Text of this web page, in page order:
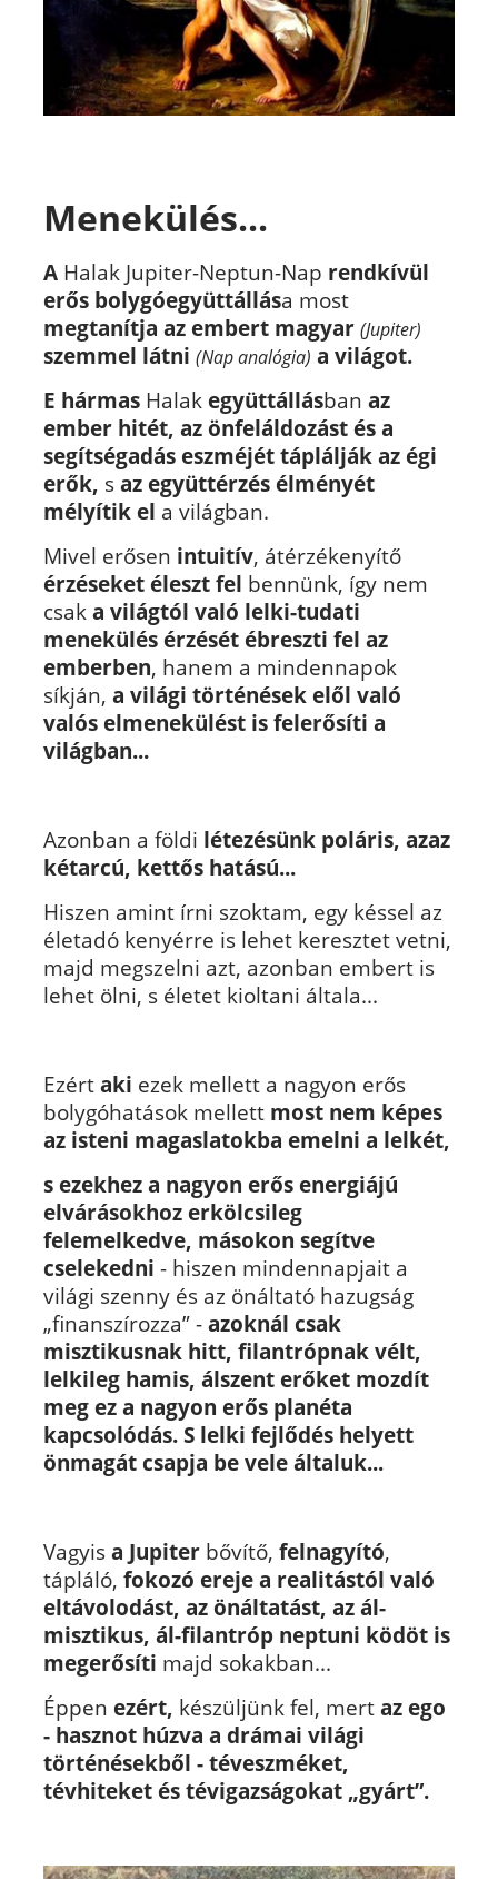
Menekülés...
AHalak Jupiter-Neptun-Nap rendkívül
erős bolygóegyüttállása most
megtanítja az embert magyar (Jupiter)
szemmel látni (Nap analógia) a világot.
E hármasHalak együttállásban az
ember hitét, az önfeláldozást és a
segítségadás eszméjét táplálják az égi
erők, s az együttérzés élményét
mélyítik el a világban.
Mivel erősen intuitív, átérzékenyítő
érzéseket éleszt fel bennünk, így nem
csak a világtól való lelki-tudati
menekülés érzését ébreszti fel az
emberben, hanem a mindennapok
síkján, a világi történések elől való
valós elmenekülést is felerősíti a
világban...
Azonban a földi létezésünk poláris, azaz
kétarcú, kettős hatású...
Hiszen amint írni szoktam, egy késsel az
életadó kenyérre is lehet keresztet vetni,
majd megszelni azt, azonban embert is
lehet ölni, s életet kioltani általa...
Ezért aki ezek mellett a nagyon erős
bolygóhatások mellettmost nem képes
az isteni magaslatokba emelni a lelkét,
s ezekhez a nagyon erős energiájú
elvárásokhoz erkölcsileg
felemelkedve, másokon segítve
cselekedni - hiszen mindennapjait a
világi szenny és az önáltató hazugság
„finanszírozza” - azoknál csak
misztikusnak hitt, filantrópnak vélt,
lelkileg hamis, álszent erőket mozdít
meg ez a nagyon erős planéta
kapcsolódás. S lelki fejlődés helyett
önmagát csapja be vele általuk...
Vagyis a Jupiterbővítő, felnagyító,
tápláló, fokozó ereje a realitástól való
eltávolodást, az önáltatást, az ál-
misztikus, ál-filantróp neptuni ködöt is
megerősíti majd sokakban...
Éppen ezért, készüljünk fel, mert az ego
- hasznot húzva a drámai világi
történésekből - téveszméket,
tévhiteket és tévigazságokat „gyárt”.